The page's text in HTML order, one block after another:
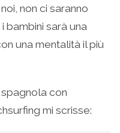
non ci saranno
bambini sarà una
una mentalità il più
con
mi scrisse: